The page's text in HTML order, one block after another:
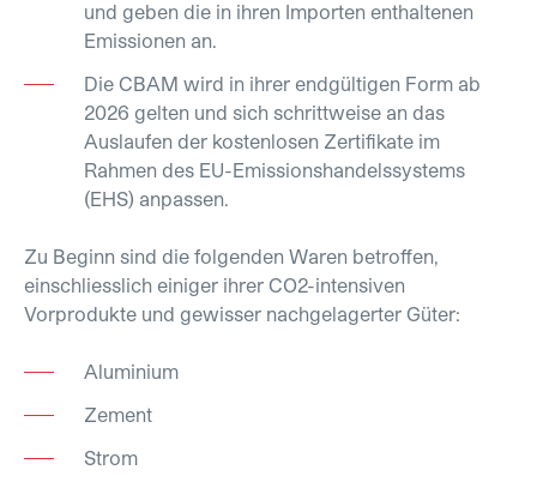
und geben die in ihren Importen enthaltenen
Emissionen an.
Die CBAM wird in ihrer endgültigen Form ab
2026 gelten und sich schrittweise an das
Auslaufen der kostenlosen Zertifikate im
Rahmen des EU-Emissionshandelssystems
(EHS) anpassen.
Zu Beginn sind die folgenden Waren betroffen,
einschliesslich einiger ihrer CO2-intensiven
Vorprodukte und gewisser nachgelagerter Güter:
Aluminium
Zement
Strom